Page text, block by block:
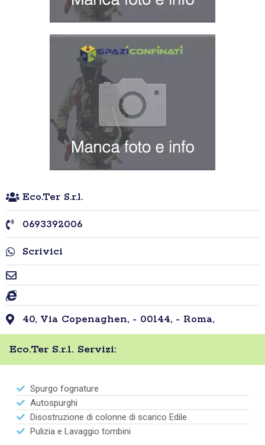
Eco.Ter S.r.l.
0693392006
Scrivici
40, Via Copenaghen, - 00144, - Roma,
Eco.Ter S.r.l. Servizi:
Spurgo fognature
Autospurghi
Disostruzione di colonne di scarico Edile
Pulizia e Lavaggio tombini